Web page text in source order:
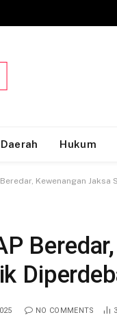
Daerah Hukum
Beredar, Kewenangan
NO COMMENTS 3